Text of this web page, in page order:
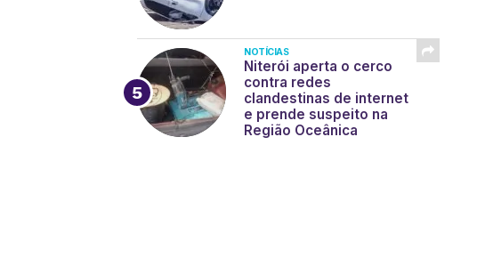
NOTÍCIAS
Niterói aperta o cerco
contra redes
clandestinas de internet
e prende suspeito na
Região Oceânica